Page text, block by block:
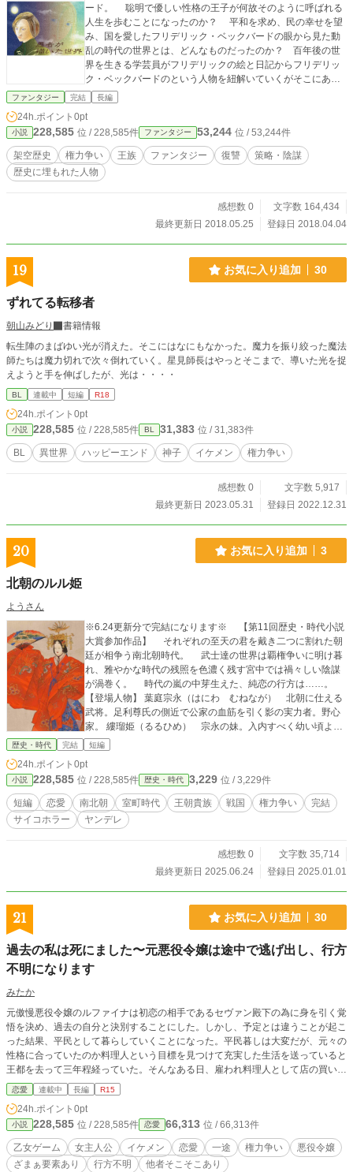
ード。 聡明で優しい性格の王子が何故そのように呼ばれる
人生を歩むことになったのか？ 平和を求め、民の幸せを望
み、国を愛したフリデリック・ベックバードの眼から見た動
乱の時代の世界とは、どんなものだったのか？ 百年後の世
界を生きる学芸員がフリデリックの絵と日記からフリデリッ
ク・ベックバードのという人物を紐解いていくがそこにあっ
たのは、世間で言われているような卑屈で卑怯で我儘な人物
ファンタジー 完結 長編
24h.ポイント 0pt
小説 228,585 位 / 228,585件 ファンタジー 53,244 位 / 53,244件
架空歴史 権力争い 王族 ファンタジー 復讐
策略・陰謀
歴史に埋もれた人物
感想数 0
文字数 164,434
最終更新日 2018.05.25
登録日 2018.04.04
19 お気に入り追加 30
ずれてる転移者
朝山みどり
書籍情報
転生陣のまばゆい光が消えた。そこにはなにもなかった。魔力を振り絞った魔法
師たちは魔力切れで次々倒れていく。星見師長はやっとそこまで、導いた光を捉
えようと手を伸ばしたが、光は・・・・
BL 連載中 短編 R18
24h.ポイント 0pt
小説 228,585 位 / 228,585件 BL 31,383 位 / 31,383件
BL 異世界 ハッピーエンド 神子 イケメン 権力争い
感想数 0
文字数 5,917
最終更新日 2023.05.31
登録日 2022.12.31
20 お気に入り追加 3
北朝のルル姫
ようさん
※6.24更新分で完結になります※ 【第11回歴史・時代小説
大賞参加作品】 それぞれの至天の君を戴き二つに割れた朝
廷が相争う南北朝時代。 武士達の世界は覇権争いに明け暮
れ、雅やかな時代の残照を色濃く残す宮中では禍々しい陰謀
が渦巻く。 時代の嵐の中芽生えた、純恋の行方は……。
【登場人物】 葉庭宗永（はにわ むねなが） 北朝に仕える
武将。足利尊氏の側近で公家の血筋を引く影の実力者。野心
家。 縷瑠姫（るるひめ） 宗永の妹。入内すべく幼い頃より
あらゆる教養と芸を身につけさせられた美貌の持ち主。 楓
きた、姉のような親友のような存在。真面目で忠誠心が強
い。 柊弐（とうに） 武将。南朝（吉野方）の使いとして都
に訪れ、縷瑠姫と禁断の恋に落ちる。 新帝 南朝の謀略で帝
不在となった北朝に新たに即位した帝。縷瑠姫の入内を望む
が…… ※実在の歴史上の人物名が出てくる場合もあります
ョンです。 歴史小説風ファンタジーとしてお楽しみくださ
歴史・時代 完結 短編
24h.ポイント 0pt
小説 228,585 位 / 228,585件 歴史・時代 3,229 位 / 3,229件
短編 恋愛 南北朝 室町時代 王朝貴族 戦国 権力争い
完結
サイコホラー
ヤンデレ
感想数 0
文字数 35,714
最終更新日 2025.06.24
登録日 2025.01.01
21 お気に入り追加 30
過去の私は死にました〜元悪役令嬢は途中で逃げ出し、行方
不明になります
みたか
元傲慢悪役令嬢のルファイナは初恋の相手であるセヴァン殿下の為に身を引く覚
悟を決め、過去の自分と決別することにした。しかし、予定とは違うことが起こ
った結果、平民として暮らしていくことになった。平民暮しは大変だが、元々の
性格に合っていたのか料理人という目標を見つけて充実した生活を送っていると
王都を去って三年程経っていた。そんなある日、雇われ料理人として店の買い出
しで出かけた先でセヴァン殿下と再会し──。 ※他者視点や権力争いもでてきま
す。 その裏では熾烈な国の利権争いがあり、行方不明になったルファイナの為
にセヴァンが立ち上がり──。 □こちらの話はプロット無しの思いつきで書いて
います。王道を目指して進んでいます。稚拙で粗な部分が多いかと思いますが、
ご都合主義という事を念頭に入れて読んで頂けたら幸いです。
恋愛 連載中 長編 R15
24h.ポイント 0pt
小説 228,585 位 / 228,585件 恋愛 66,313 位 / 66,313件
乙女ゲーム 女主人公 イケメン 恋愛 一途 権力争い
悪役令嬢
ざまぁ要素あり
行方不明 他者そこそこあり